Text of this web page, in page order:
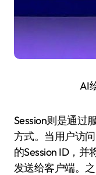
AI
Session则是通过
方式。当用户访
的Session ID，并
发送给客户端。